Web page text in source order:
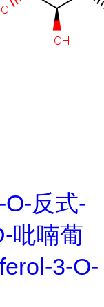
反式-
吡喃葡
3-O-